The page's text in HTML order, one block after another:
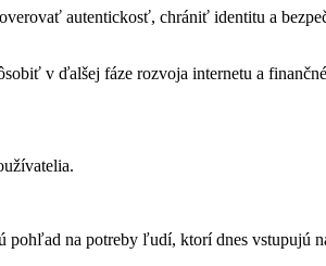
autentickosť, chrániť identitu a
v ďalšej fáze rozvoja internetu a
pohľad na potreby ľudí, ktorí dnes vstupujú